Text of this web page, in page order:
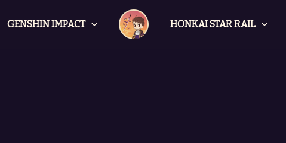
GENSHIN IMPACT HONKAI STAR RAIL